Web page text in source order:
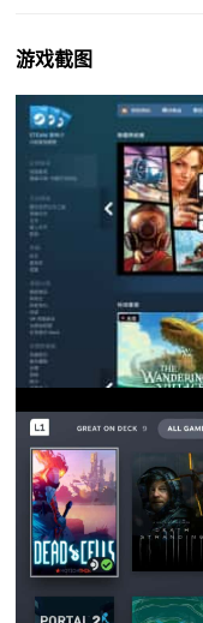
游戏截图